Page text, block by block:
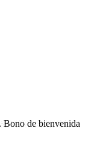
Bono de bienvenida